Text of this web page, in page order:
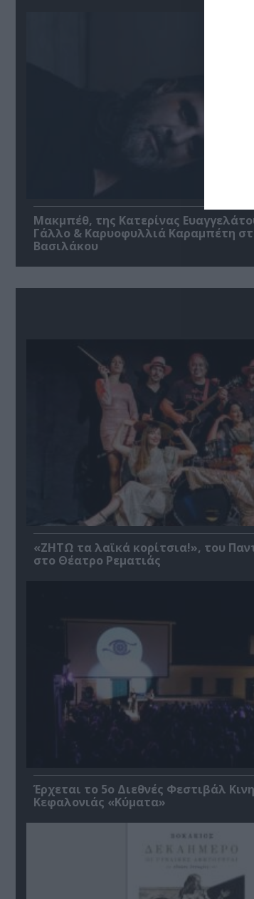
Μακμπέθ, της Κατερίνας
Γάλλο & Καρυοφυλλιά Καραμπέτη
Βασιλάκου
«ΖΗΤΩ τα λαϊκά κορίτσια!», του
στο Θέατρο Ρεματιάς
Έρχεται το 5ο Διεθνές Φεστιβάλ
Κεφαλονιάς «Κύματα»